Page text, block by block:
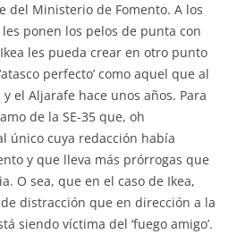
del Ministerio de Fomento. A los
ponen los pelos de punta con
les pueda crear en otro punto
perfecto’ como aquel que al
el Aljarafe hace unos años. Para
de la SE-35 que, oh
único cuya redacción había
y que lleva más prórrogas que
O sea, que en el caso de Ikea,
distracción que en dirección a la
siendo víctima del ‘fuego amigo’.